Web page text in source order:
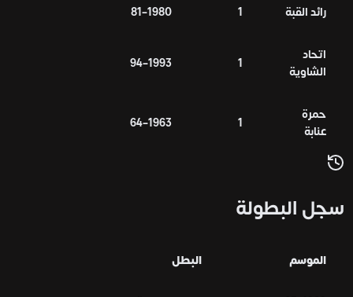
رائد القبة 1
1980–81
اتحاد
الشاوية
1
1993–94
حمرة
عنابة
1
1963–64
سجل البطولة
الموسم البطل